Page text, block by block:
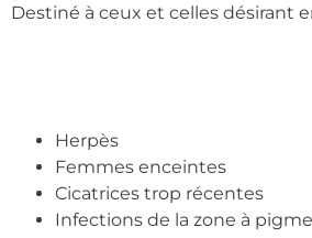
Destiné à ceux et celles désirant
Herpès
Femmes enceintes
Cicatrices trop récentes
Infections de la zone à